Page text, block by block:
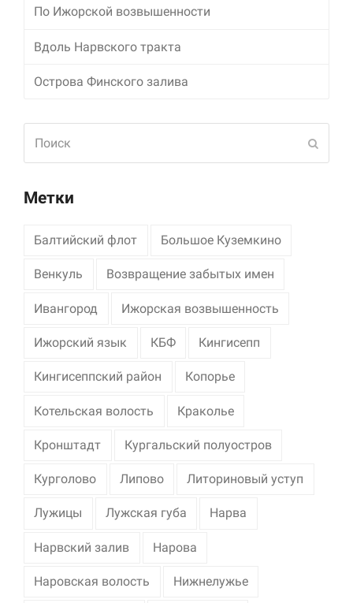
По Ижорской возвышенности
Вдоль Нарвского тракта
Острова Финского залива
Метки
Балтийский флот Большое Куземкино
Венкуль Возвращение забытых имен
Ивангород Ижорская возвышенность
Ижорский язык КБФ Кингисепп
Кингисеппский район Копорье
Котельская волость Краколье
Кронштадт Кургальский полуостров
Курголово Липово Литориновый уступ
Лужицы Лужская губа Нарва
Нарвский залив Нарова
Наровская волость Нижнелужье